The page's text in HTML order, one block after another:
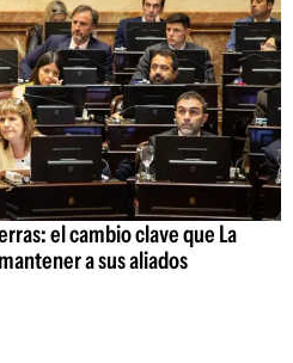
el cambio clave que La
a sus aliados